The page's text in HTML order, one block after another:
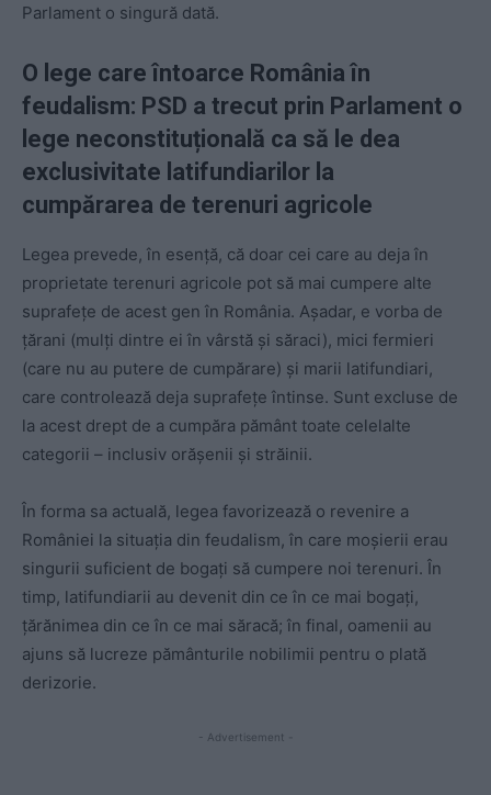
Parlament o singură dată.
O lege care întoarce România în
feudalism: PSD a trecut prin Parlament o
lege neconstituțională ca să le dea
exclusivitate latifundiarilor la
cumpărarea de terenuri agricole
Legea prevede, în esență, că doar cei care au deja în
proprietate terenuri agricole pot să mai cumpere alte
suprafețe de acest gen în România. Așadar, e vorba de
țărani (mulți dintre ei în vârstă și săraci), mici fermieri
(care nu au putere de cumpărare) și marii latifundiari,
care controlează deja suprafețe întinse. Sunt excluse de
la acest drept de a cumpăra pământ toate celelalte
categorii – inclusiv orășenii și străinii.
În forma sa actuală, legea favorizează o revenire a
României la situația din feudalism, în care moșierii erau
singurii suficient de bogați să cumpere noi terenuri. În
timp, latifundiarii au devenit din ce în ce mai bogați,
țărănimea din ce în ce mai săracă; în final, oamenii au
ajuns să lucreze pământurile nobilimii pentru o plată
derizorie.
- Advertisement -